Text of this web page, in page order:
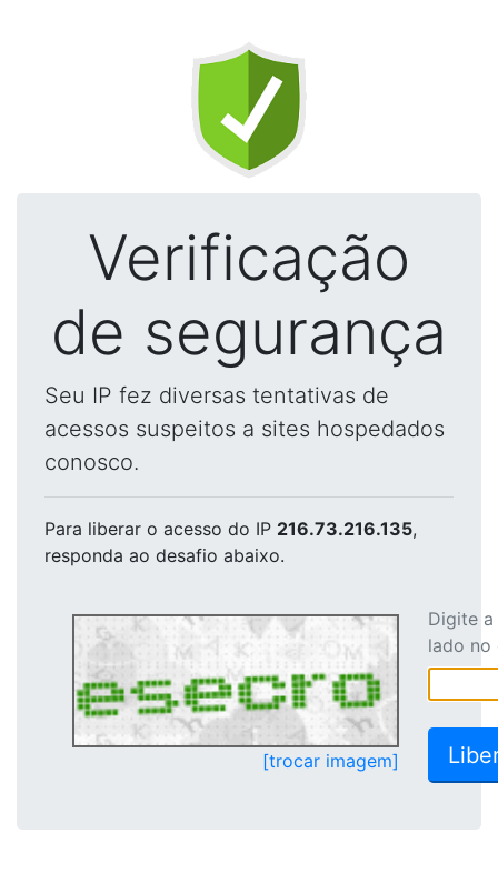
Verificação
de segurança
Seu IP fez diversas tentativas de
acessos suspeitos a sites hospedados
conosco.
Para liberar o acesso do IP 216.73.216.135,
responda ao desafio abaixo.
[trocar imagem]
Digite
lado no